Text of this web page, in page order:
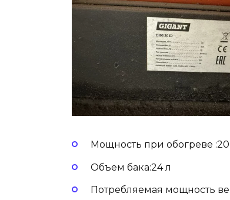
Мощность при обогреве
Объем бака:24 л
Потребляемая мощность